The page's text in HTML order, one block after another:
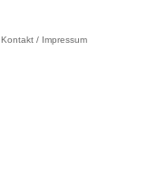
Kontakt / Impressum